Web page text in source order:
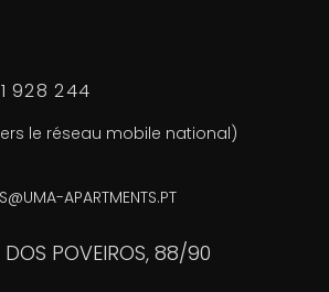
928 244
le réseau mobile national)
APARTMENTS.PT
POVEIROS, 88/90